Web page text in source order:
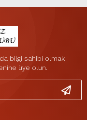
bilgi sahibi olmak
üye olun.